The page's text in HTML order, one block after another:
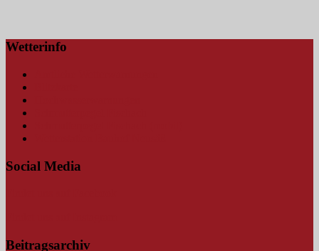
Wetterinfo
Social Media
Beitragsarchiv